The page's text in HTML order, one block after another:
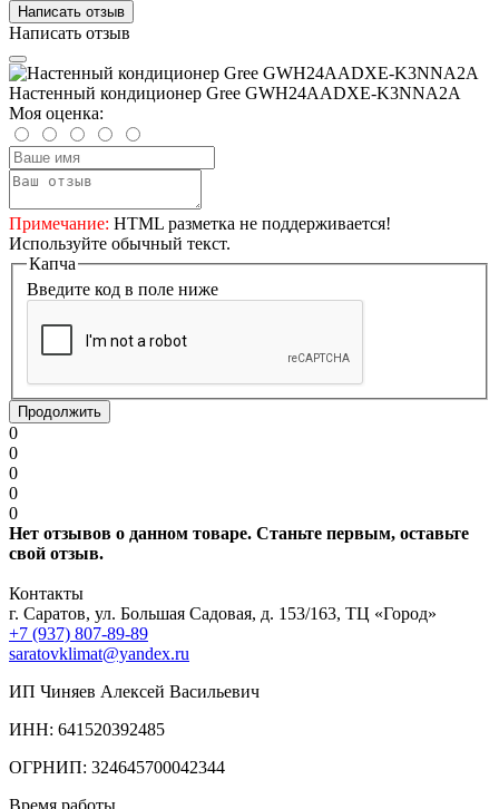
Написать отзыв
Написать отзыв
Настенный кондиционер Gree GWH24AADXE-K3NNA2A
Моя оценка:
Примечание: HTML разметка не поддерживается!
Используйте обычный текст.
Капча
Введите код в поле ниже
Продолжить
0
0
0
0
0
Нет отзывов о данном товаре. Станьте первым, оставьте
свой отзыв.
Контакты
г. Саратов, ул. Большая Садовая, д. 153/163, ТЦ «Город»
+7 (937) 807-89-89
saratovklimat@yandex.ru
ИП Чиняев Алексей Васильевич
ИНН: 641520392485
ОГРНИП: 324645700042344